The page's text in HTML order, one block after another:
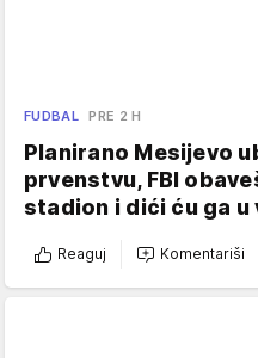
FUDBAL PRE 2 H
Planirano Mesijevo
prvenstvu, FBI
stadion i dići ću ga u
Reaguj Komentariši